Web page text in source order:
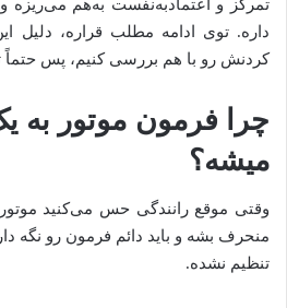
تمرکز و اعتمادبه‌نفست به‌هم می‌ریزه
داره. توی ادامه مطلب قراره،
کردنش رو با هم بررسی کنیم، پس حتماً
چرا فرمون موتور
میشه؟
وقتی موقع رانندگی حس می‌کنید
منحرف بشه و باید دائم فرمون رو نگه
تنظیم نشده.